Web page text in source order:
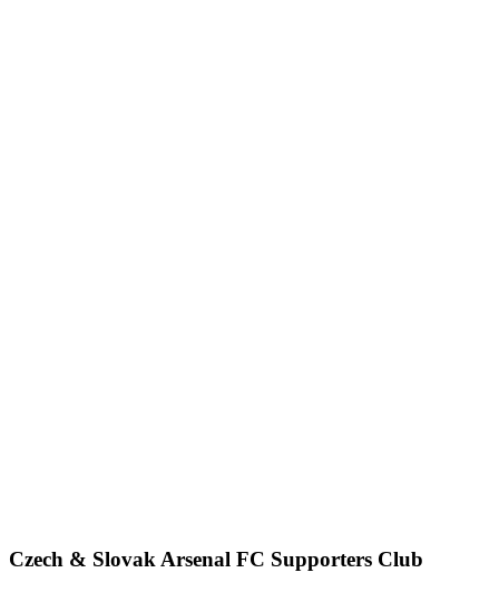
Czech & Slovak Arsenal FC Supporters Club